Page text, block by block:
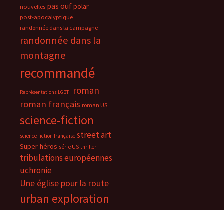
nouvelles pas oufpolar
post-apocalyptique
randonnée dans la campagne
randonnée dans la
montagne
recommandé
Représentations LGBT+ roman
roman français roman US
science-fiction
science-fiction française street art
Super-héros série US thriller
tribulations européennes
uchronie
Une église pour la route
urban exploration